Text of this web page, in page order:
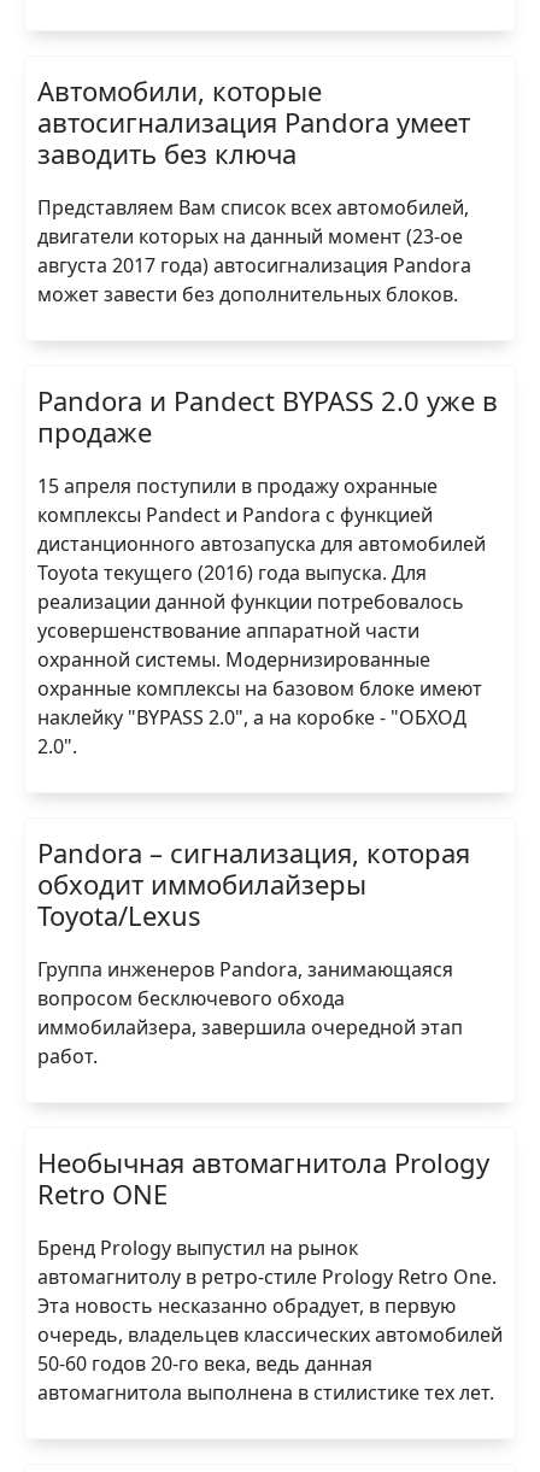
Автомобили, которые
автосигнализация Pandora умеет
заводить без ключа
Представляем Вам список всех автомобилей,
двигатели которых на данный момент (23-ое
августа 2017 года) автосигнализация Pandora
может завести без дополнительных блоков.
Pandora и Pandect BYPASS 2.0 уже в
продаже
15 апреля поступили в продажу охранные
комплексы Pandect и Pandora с функцией
дистанционного автозапуска для автомобилей
Toyota текущего (2016) года выпуска. Для
реализации данной функции потребовалось
усовершенствование аппаратной части
охранной системы. Модернизированные
охранные комплексы на базовом блоке имеют
наклейку "BYPASS 2.0", а на коробке - "ОБХОД
2.0".
Pandora – сигнализация, которая
обходит иммобилайзеры
Toyota/Lexus
Группа инженеров Pandora, занимающаяся
вопросом бесключевого обхода
иммобилайзера, завершила очередной этап
работ.
Необычная автомагнитола Prology
Retro ONE
Бренд Prology выпустил на рынок
автомагнитолу в ретро-стиле Prology Retro One.
Эта новость несказанно обрадует, в первую
очередь, владельцев классических автомобилей
50-60 годов 20-го века, ведь данная
автомагнитола выполнена в стилистике тех лет.